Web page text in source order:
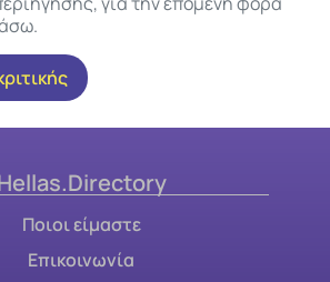
Ποιοι είμαστε
Επικοινωνία